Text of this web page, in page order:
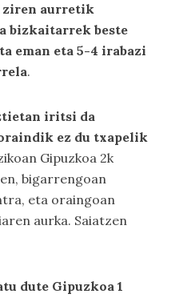
ziren aurretik
bizkaitarrek beste
eman eta 5-4 irabazi
.
iritsi da
ez du txapelik
Gipuzkoa 2k
bigarrengoan
eta oraingoan
aurka. Saiatzen
dute Gipuzkoa 1